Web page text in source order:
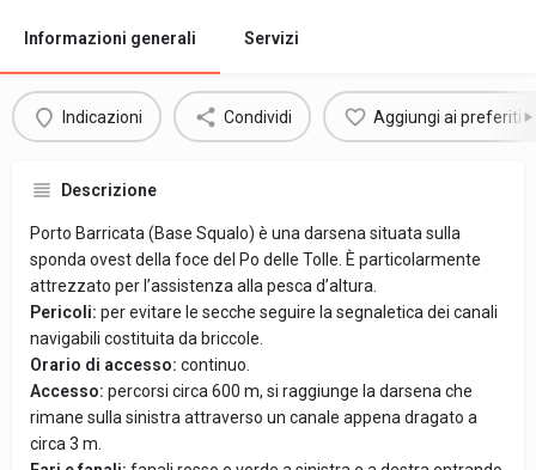
Informazioni generali Servizi
Indicazioni Condividi Aggiungi ai preferiti
Descrizione
Porto Barricata (Base Squalo) è una darsena situata sulla
sponda ovest della foce del Po delle Tolle. È particolarmente
attrezzato per l’assistenza alla pesca d’altura.
Pericoli: per evitare le secche seguire la segnaletica dei canali
navigabili costituita da briccole.
Orario di accesso: continuo.
Accesso: percorsi circa 600 m, si raggiunge la darsena che
rimane sulla sinistra attraverso un canale appena dragato a
circa 3 m.